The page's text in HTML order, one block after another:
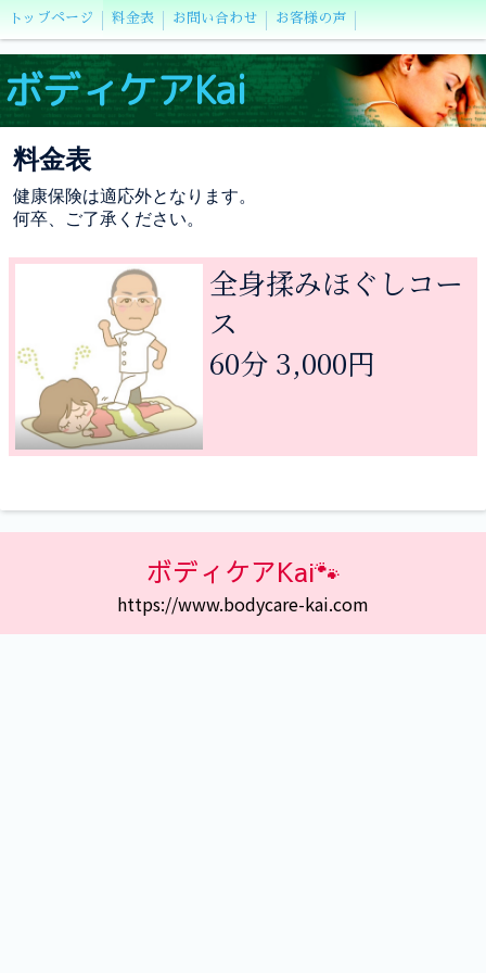
トップページ 料金表 お問い合わせ お客様の声
ボディケアKai
料金表
健康保険は適応外となります。
何卒、ご了承ください。
全身揉みほぐしコー
ス
60分 3,000円
ボディケアKai🐾
https://www.bodycare-kai.com